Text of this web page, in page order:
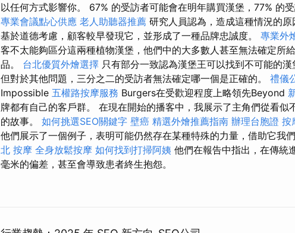
以任何方式影響你。 67% 的受訪者可能會在明年購買漢堡，77% 的
專業會議點心供應 老人助聽器推薦 研究人員認為，造成這種情況的
基於道德考慮，顧客較早發現它，並形成了一種品牌忠誠度。 專業外
客不太能夠區分這兩種植物漢堡，他們中的大多數人甚至無法確定所
品。 台北優質外燴選擇 只有部分一致認為漢堡王可以找到不可能的
但對於其他問題，三分之二的受訪者無法確定哪一個是正確的。 禮儀
Impossible 五權路按摩服務 Burgers在受歡迎程度上略領先Beyond
牌都有自己的客戶群。 在現在開始的播客中，我展示了主角們從看似
的故事。 如何挑選SEO關鍵字 壁癌 精選外燴推薦指南 辦理台胞證 按
他們展示了一個例子，表明可能仍然存在某種特殊的力量，借助它我
北 按摩 全身放鬆按摩 如何找到打掃阿姨 他們在報告中指出，在傳統
毫米的偏差，甚至會導致患者終生抱怨。